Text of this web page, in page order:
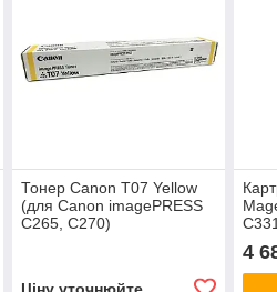
Тонер Canon T07 Yellow
(для Canon imagePRESS
C265, C270)
Ціну уточнюйте
4